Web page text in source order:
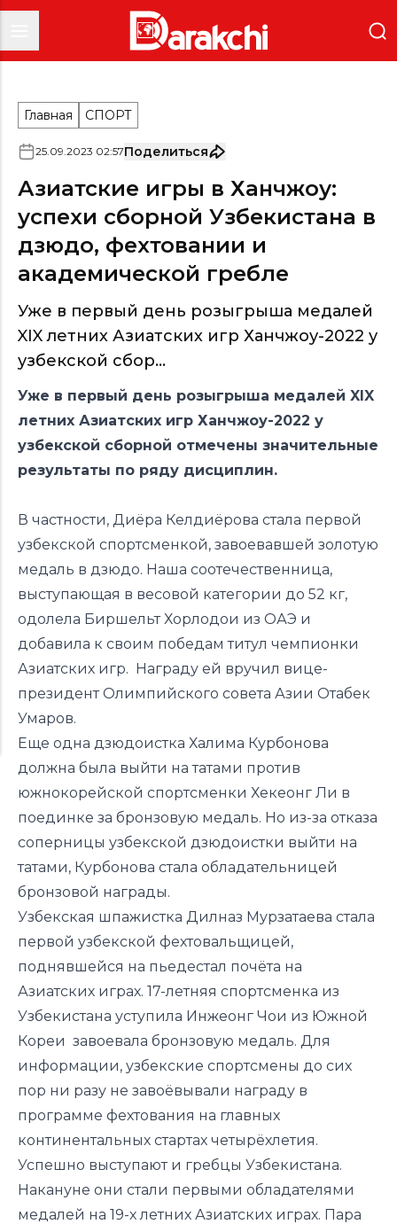
Главная СПОРТ
25.09.2023 02:57Поделиться
Азиатские игры в Ханчжоу:
успехи сборной Узбекистана в
дзюдо, фехтовании и
академической гребле
Уже в первый день розыгрыша медалей
XIX летних Азиатских игр Ханчжоу-2022 у
узбекской сбор...
Уже в первый день розыгрыша медалей XIX
летних Азиатских игр Ханчжоу-2022 у
узбекской сборной отмечены значительные
результаты по ряду дисциплин.
В частности, Диёра Келдиёрова стала первой
узбекской спортсменкой, завоевавшей золотую
медаль в дзюдо. Наша соотечественница,
выступающая в весовой категории до 52 кг,
одолела Биршельт Хорлодои из ОАЭ и
добавила к своим победам титул чемпионки
Азиатских игр. Награду ей вручил вице-
президент Олимпийского совета Азии Отабек
Умаров.
Еще одна дзюдоистка Халима Курбонова
должна была выйти на татами против
южнокорейской спортсменки Хекеонг Ли в
поединке за бронзовую медаль. Но из-за отказа
соперницы узбекской дзюдоистки выйти на
татами, Курбонова стала обладательницей
бронзовой награды.
Узбекская шпажистка Дилназ Мурзатаева стала
первой узбекской фехтовальщицей,
поднявшейся на пьедестал почёта на
Азиатских играх. 17-летняя спортсменка из
Узбекистана уступила Инжеонг Чои из Южной
Кореи завоевала бронзовую медаль. Для
информации, узбекские спортсмены до сих
пор ни разу не завоёвывали награду в
программе фехтования на главных
континентальных стартах четырёхлетия.
Успешно выступают и гребцы Узбекистана.
Накануне они стали первыми обладателями
медалей на 19-х летних Азиатских играх. Пара